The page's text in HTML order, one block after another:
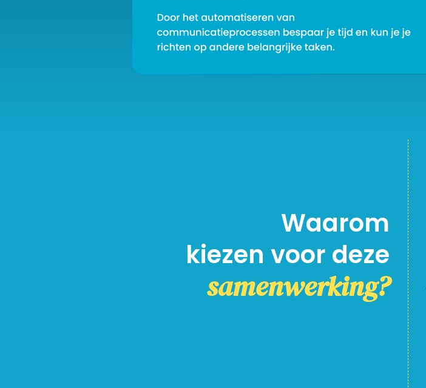
Waarom
kiezen voor deze
samenwerking?